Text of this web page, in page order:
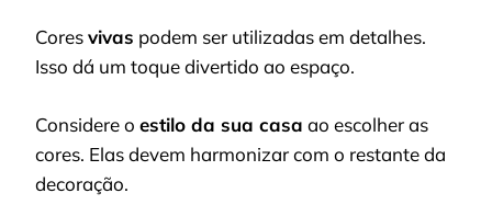
Coresvivas podem ser utilizadas em detalhes.
Isso dá um toque divertido ao espaço.
Considere o estilo da sua casa ao escolher as
cores. Elas devem harmonizar com o restante da
decoração.